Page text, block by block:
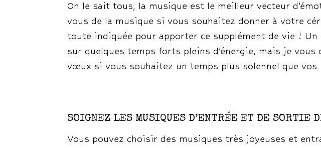
On le sait tous, la musique est le meilleur vecteur
vous de la musique si vous souhaitez donner à votre
toute indiquée pour apporter ce supplément de vie !
sur quelques temps forts pleins d’énergie, mais je
vœux si vous souhaitez un temps plus solennel que
SOIGNEZ LES MUSIQUES D’ENTRÉE ET DE SORTIE
Vous pouvez choisir des musiques très joyeuses et